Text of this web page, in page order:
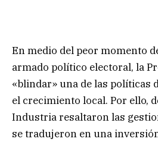
En medio del peor momento
armado político electoral, la
«blindar» una de las políticas
el crecimiento local. Por ello,
Industria resaltaron las
se tradujeron en una